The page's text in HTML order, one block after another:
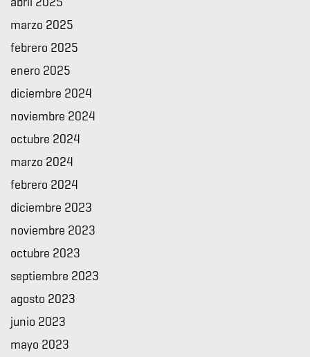
abril 2025
marzo 2025
febrero 2025
enero 2025
diciembre 2024
noviembre 2024
octubre 2024
marzo 2024
febrero 2024
diciembre 2023
noviembre 2023
octubre 2023
septiembre 2023
agosto 2023
junio 2023
mayo 2023